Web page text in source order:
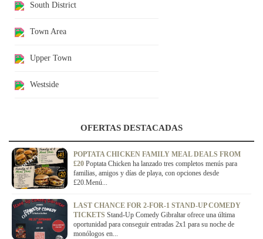
South District
Town Area
Upper Town
Westside
OFERTAS DESTACADAS
POPTATA CHICKEN FAMILY MEAL DEALS FROM
£20 Poptata Chicken ha lanzado tres completos menús para
familias, amigos y días de playa, con opciones desde
£20.Menú...
OFERTA
LAST CHANCE FOR 2-FOR-1 STAND-UP COMEDY
TICKETS Stand-Up Comedy Gibraltar ofrece una última
oportunidad para conseguir entradas 2x1 para su noche de
monólogos en...
OFERTA